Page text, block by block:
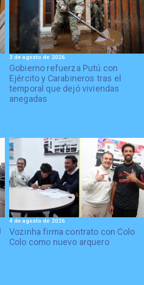
Gobierno refuerza Putú con
Ejército y Carabineros tras el
temporal que dejó viviendas
anegadas
3 de agosto de 2026
Vozinha firma contrato con Colo
Colo como nuevo arquero
4 de agosto de 2026